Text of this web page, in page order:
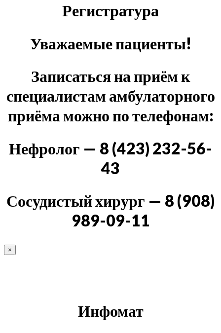
Регистратура
Уважаемые пациенты!
Записаться на приём к
специалистам амбулаторного
приёма можно по телефонам:
Нефролог — 8 (423) 232-56-
43
Сосудистый хирург — 8 (908)
989-09-11
×
Инфомат